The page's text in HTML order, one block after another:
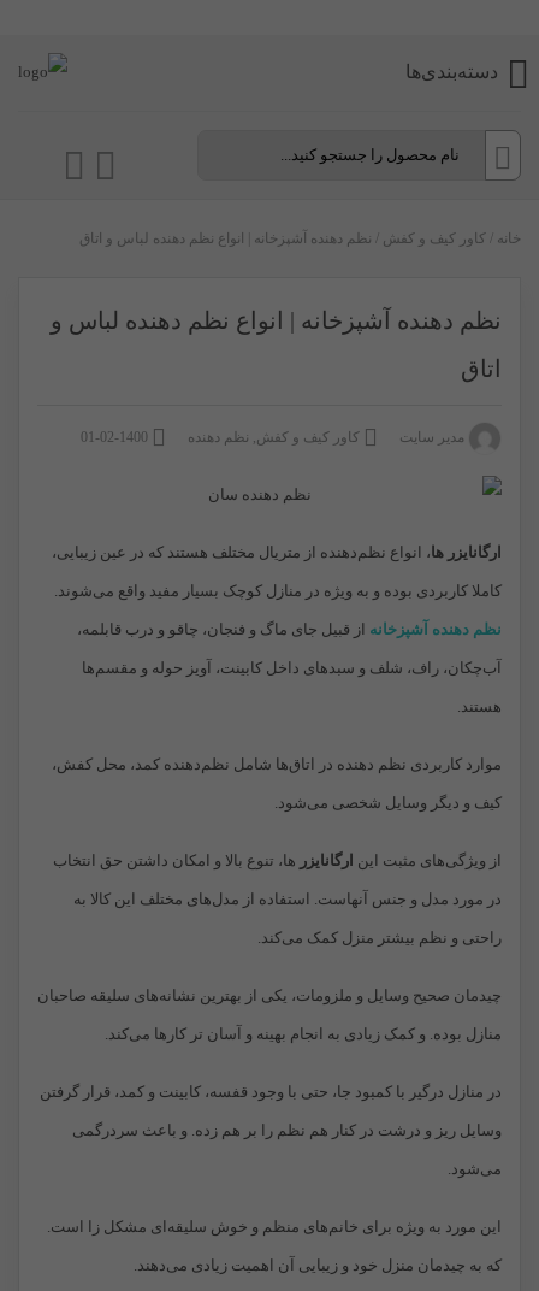
دسته‌بندی‌ها
خانه کاور کیف و کفش نظم دهنده آشپزخانه | انواع نظم دهنده لباس و اتاق
نظم دهنده آشپزخانه | انواع نظم دهنده لباس و
اتاق
مدیر سایت کاور کیف و کفش, نظم دهنده 1400-02-01
ارگانایزر ها، انواع نظم‌دهنده‌ از متریال مختلف هستند که در عین زیبایی،
کاملا کاربردی بوده و به‌ ویژه در منازل کوچک بسیار مفید واقع می‌شوند.
نظم دهنده آشپزخانه از قبیل جای ماگ و فنجان، چاقو و درب قابلمه،
آب‌چکان، راف، شلف و سبدهای داخل کابینت، آویز حوله و مقسم‌ها
هستند.
موارد کاربردی نظم دهنده در اتاق‌ها شامل نظم‌دهنده کمد، محل کفش،
کیف و دیگر وسایل شخصی می‌شود.
از ویژگی‌های مثبت این ارگانایزر ها، تنوع بالا و امکان داشتن حق انتخاب
در مورد مدل و جنس آنهاست. استفاده از مدل‌های مختلف این کالا به
راحتی و نظم بیشتر منزل کمک می‌کند.
چیدمان صحیح وسایل و ملزومات، یکی از بهترین نشانه‌های سلیقه صاحبان
منازل بوده. و کمک زیادی به انجام بهینه و آسان‌ تر کارها می‌کند.
در منازل درگیر با کمبود جا، حتی با وجود قفسه، کابینت و کمد، قرار گرفتن
وسایل ریز و درشت در کنار هم نظم را بر هم زده. و باعث سردرگمی
می‌شود.
این مورد به ‌ویژه برای خانم‌های منظم و خوش سلیقه‌ای مشکل زا است.
که به چیدمان منزل خود و زیبایی آن اهمیت زیادی می‌دهند.